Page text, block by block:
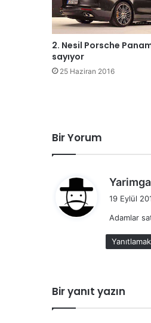
2. Nesil Porsche
sayıyor
25 Haziran 2016
Bir Yorum
19 Eylül
Adamlar
Bir yanıt yazın